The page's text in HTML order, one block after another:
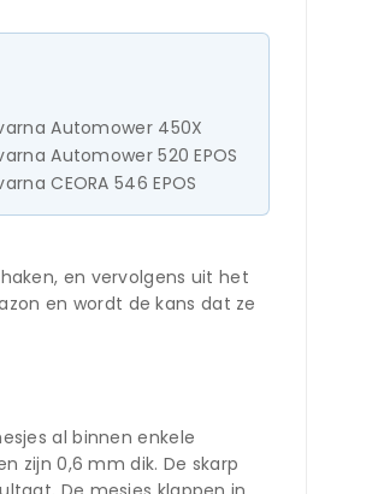
Automower 450X
Automower 520 EPOS
CEORA 546 EPOS
en vervolgens uit het
en wordt de kans dat ze
al binnen enkele
zijn 0,6 mm dik. De skarp